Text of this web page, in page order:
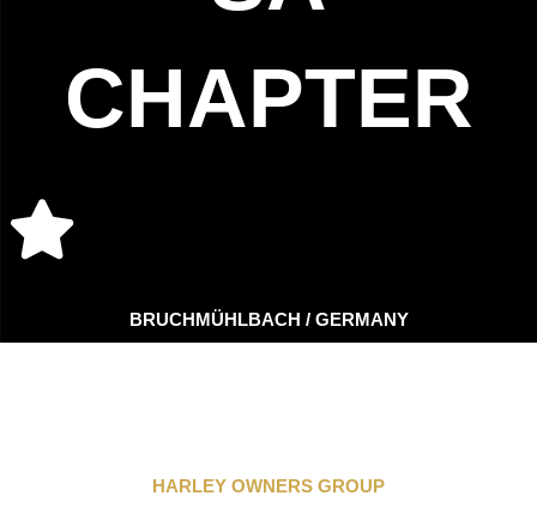
CHAPTER
BRUCHMÜHLBACH / GERMANY
HARLEY OWNERS GROUP